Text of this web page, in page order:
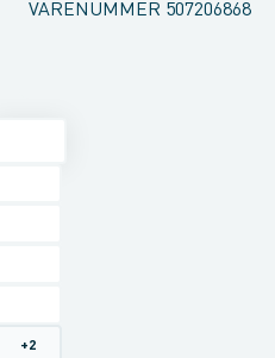
VARENUMMER 507206868
+2